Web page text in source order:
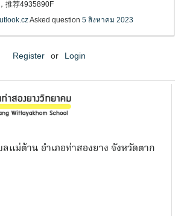
推荐4935890F
Asked question 5 สิงหาคม 2023
Register or Login
แม่ต้าน อำเภอท่าสองยาง จังหวัดตาก